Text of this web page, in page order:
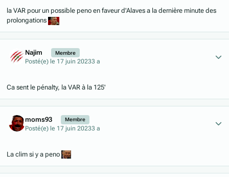
la VAR pour un possible peno en faveur d'Alaves a la dernière minute des
prolongations
Najim Membre
Posté(e) le 17 juin 20233 a
Ca sent le pénalty, la VAR à la 125'
moms93 Membre
Posté(e) le 17 juin 20233 a
La clim si y a peno